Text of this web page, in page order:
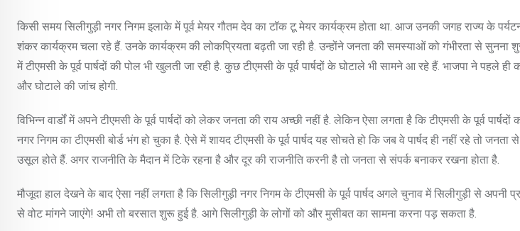
किसी समय सिलीगुड़ी नगर निगम इलाके में पूर्व मेयर गौतम देव का टॉक टू मेयर कार्यक्रम होता था. आज उनकी जगह राज्य के
शंकर कार्यक्रम चला रहे हैं. उनके कार्यक्रम की लोकप्रियता बढ़ती जा रही है. उन्होंने जनता की समस्याओं को गंभीरता से सुनना
में टीएमसी के पूर्व पार्षदों की पोल भी खुलती जा रही है. कुछ टीएमसी के पूर्व पार्षदों के घोटाले भी सामने आ रहे हैं. भाजपा ने पहले
और घोटाले की जांच होगी.
विभिन्न वार्डों में अपने टीएमसी के पूर्व पार्षदों को लेकर जनता की राय अच्छी नहीं है. लेकिन ऐसा लगता है कि टीएमसी के पूर्व
नगर निगम का टीएमसी बोर्ड भंग हो चुका है. ऐसे में शायद टीएमसी के पूर्व पार्षद यह सोचते हो कि जब वे पार्षद ही नहीं रहे तो
उसूल होते हैं. अगर राजनीति के मैदान में टिके रहना है और दूर की राजनीति करनी है तो जनता से संपर्क बनाकर रखना होता है.
मौजूदा हाल देखने के बाद ऐसा नहीं लगता है कि सिलीगुड़ी नगर निगम के टीएमसी के पूर्व पार्षद अगले चुनाव में सिलीगुड़ी से अपनी
से वोट मांगने जाएंगे! अभी तो बरसात शुरू हुई है. आगे सिलीगुड़ी के लोगों को और मुसीबत का सामना करना पड़ सकता है.